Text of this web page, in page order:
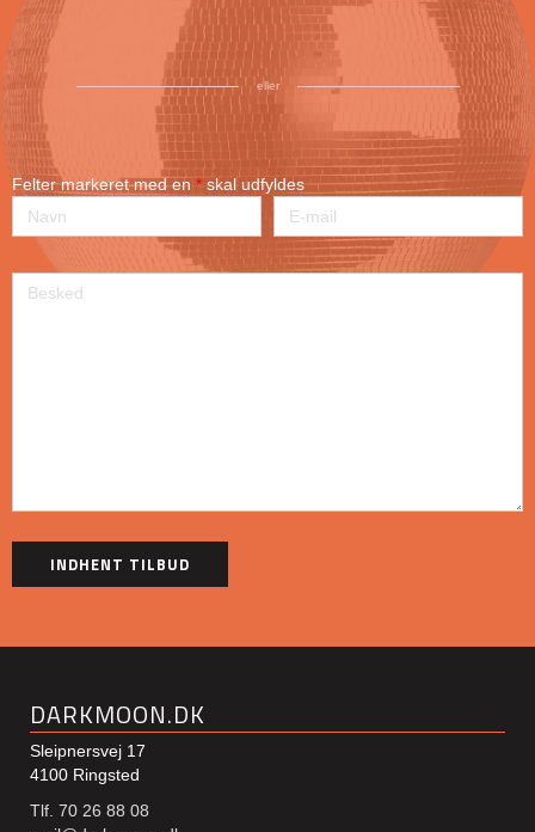
eller
Felter markeret med en*skal udfyldes
DARKMOON.DK
Sleipnersvej 17
4100 Ringsted
Tlf. 70 26 88 08